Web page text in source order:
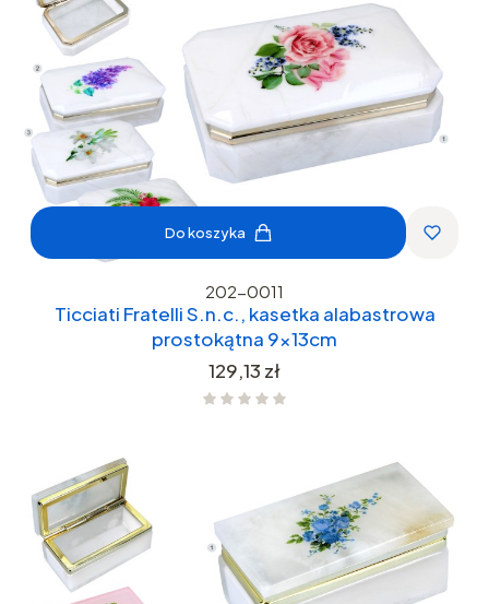
Do koszyka
202-0011
Ticciati Fratelli S.n.c., kasetka alabastrowa
prostokątna 9x13cm
Cena
129,13 zł